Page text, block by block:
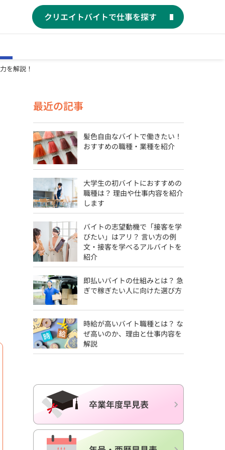
クリエイトバイトで仕事を探す
を解説！
最近の記事
髪色自由なバイトで働きたい！
おすすめの職種・業種を紹介
大学生の初バイトにおすすめの
職種は？ 理由や仕事内容を紹介
します
バイトの志望動機で「接客を学
びたい」はアリ？ 言い方の例
文・接客を学べるアルバイトを
紹介
即払いバイトの仕組みとは？ 急
ぎで稼ぎたい人に向けた選び方
時給が高いバイト職種とは？ な
ぜ高いのか、理由と仕事内容を
解説